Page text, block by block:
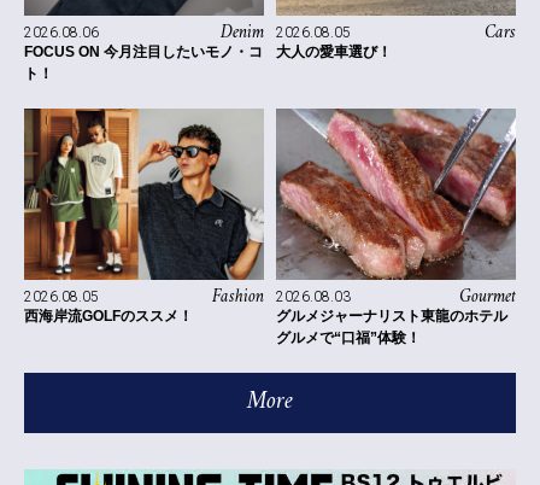
Denim
2026.08.06
FOCUS ON 今月注目したいモノ・コ
ト！
Cars
2026.08.05
大人の愛車選び！
Fashion
2026.08.05
西海岸流GOLFのススメ！
Gourmet
2026.08.03
グルメジャーナリスト東龍のホテル
グルメで“口福”体験！
More